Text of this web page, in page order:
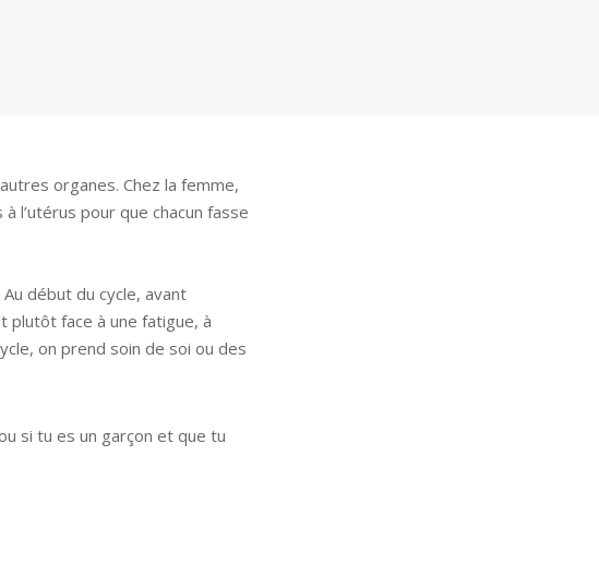
organes. Chez la femme,
l’utérus pour que chacun fasse
début du cycle, avant
plutôt face à une fatigue, à
on prend soin de soi ou des
si tu es un garçon et que tu